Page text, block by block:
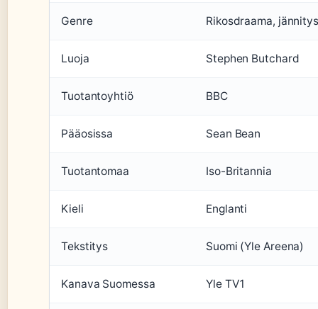
Genre Rikosdraama, jännitys
Luoja Stephen Butchard
Tuotantoyhtiö BBC
Pääosissa Sean Bean
Tuotantomaa Iso-Britannia
Kieli Englanti
Tekstitys Suomi (Yle Areena)
Kanava Suomessa Yle TV1